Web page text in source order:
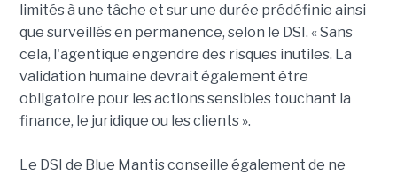
limités à une tâche et sur une durée prédéfinie ainsi
que surveillés en permanence, selon le DSI. « Sans
cela, l'agentique engendre des risques inutiles. La
validation humaine devrait également être
obligatoire pour les actions sensibles touchant la
finance, le juridique ou les clients ».
Le DSI de Blue Mantis conseille également de ne